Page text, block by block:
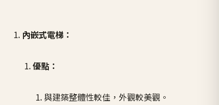
內嵌式電梯：
優點：
與建築整體性較佳，外觀較美觀。